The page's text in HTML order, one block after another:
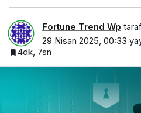
Fortune Trend Wp
29 Nisan 2025, 00:33
4dk, 7sn